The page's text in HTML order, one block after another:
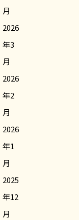
月
2026
年3
月
2026
年2
月
2026
年1
月
2025
年12
月